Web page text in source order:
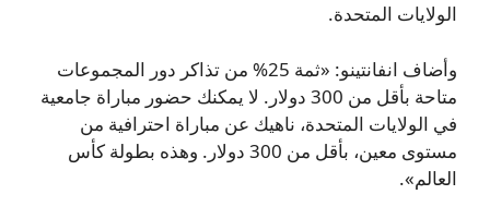
الولايات المتحدة.
وأضاف انفانتينو: «ثمة 25% من تذاكر دور المجموعات
متاحة بأقل من 300 دولار. لا يمكنك حضور مباراة جامعية
في الولايات المتحدة، ناهيك عن مباراة احترافية من
مستوى معين، بأقل من 300 دولار. وهذه بطولة كأس
العالم».